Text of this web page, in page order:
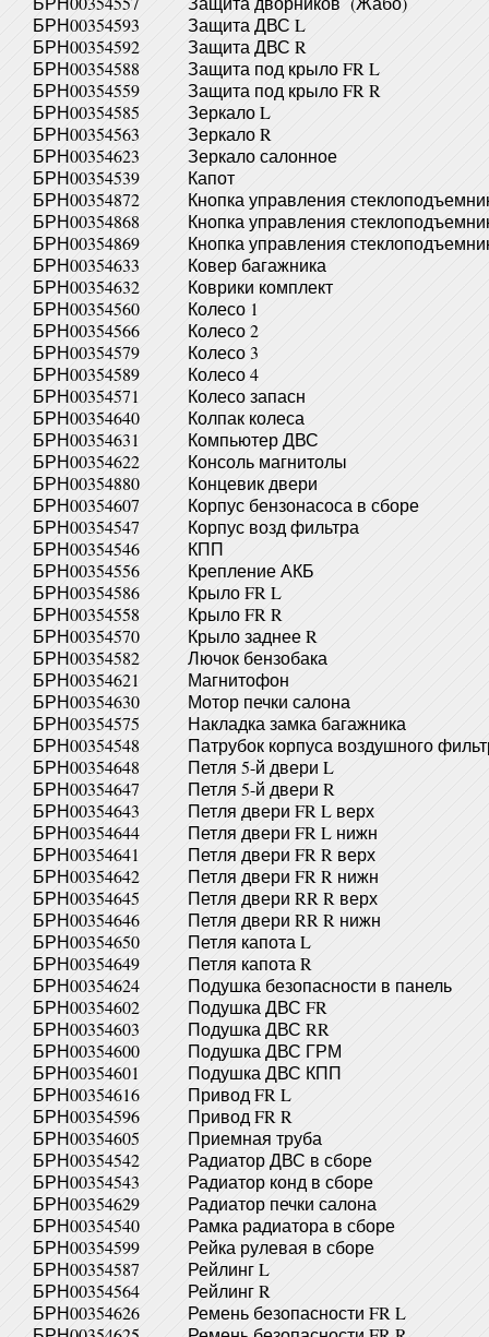
БРН00354593
Защита ДВС L
БРН00354592
Защита ДВС R
БРН00354588
Защита под крыло FR L
БРН00354559
Защита под крыло FR R
БРН00354585
Зеркало L
БРН00354563
Зеркало R
БРН00354623
Зеркало салонное
БРН00354539
Капот
БРН00354872
Кнопка управления
БРН00354868
Кнопка управления
БРН00354869
Кнопка управления
БРН00354633
Ковер багажника
БРН00354632
Коврики комплект
БРН00354560
Колесо 1
БРН00354566
Колесо 2
БРН00354579
Колесо 3
БРН00354589
Колесо 4
БРН00354571
Колесо запасн
БРН00354640
Колпак колеса
БРН00354631
Компьютер ДВС
БРН00354622
Консоль магнитолы
БРН00354880
Концевик двери
БРН00354607
Корпус бензонасоса в сборе
БРН00354547
Корпус возд фильтра
БРН00354546
КПП
БРН00354556
Крепление АКБ
БРН00354586
Крыло FR L
БРН00354558
Крыло FR R
БРН00354570
Крыло заднее R
БРН00354582
Лючок бензобака
БРН00354621
Магнитофон
БРН00354630
Мотор печки салона
БРН00354575
Накладка замка багажника
БРН00354548
Патрубок корпуса воздушного
БРН00354648
Петля 5-й двери L
БРН00354647
Петля 5-й двери R
БРН00354643
Петля двери FR L верх
БРН00354644
Петля двери FR L нижн
БРН00354641
Петля двери FR R верх
БРН00354642
Петля двери FR R нижн
БРН00354645
Петля двери RR R верх
БРН00354646
Петля двери RR R нижн
БРН00354650
Петля капота L
БРН00354649
Петля капота R
БРН00354624
Подушка безопасности в панель
БРН00354602
Подушка ДВС FR
БРН00354603
Подушка ДВС RR
БРН00354600
Подушка ДВС ГРМ
БРН00354601
Подушка ДВС КПП
БРН00354616
Привод FR L
БРН00354596
Привод FR R
БРН00354605
Приемная труба
БРН00354542
Радиатор ДВС в сборе
БРН00354543
Радиатор конд в сборе
БРН00354629
Радиатор печки салона
БРН00354540
Рамка радиатора в сборе
БРН00354599
Рейка рулевая в сборе
БРН00354587
Рейлинг L
БРН00354564
Рейлинг R
БРН00354626
Ремень безопасности FR L